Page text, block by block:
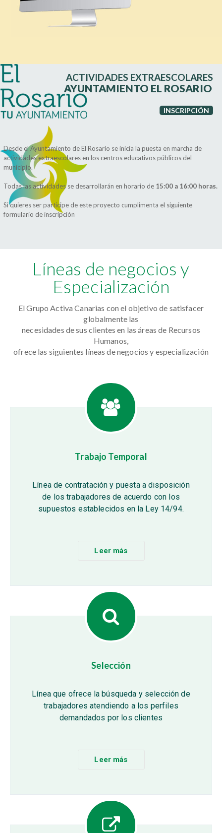
AYUNTAMIENTO EL ROSARIO
Desde el Ayuntamiento de El Rosario se inicia la puesta en marcha de
actividades extraescolares en los centros educativos públicos del
municipio.
Todas las actividades se desarrollarán en horario de 15:00 a 16:00 horas.
Si quieres ser partícipe de este proyecto cumplimenta el siguiente
formulario de inscripción
ACTIVIDADES EXTRAESCOLARES
INSCRIPCIÓN
Líneas de negocios y
Especialización
El Grupo Activa Canarias con el objetivo de satisfacer
globalmente las
necesidades de sus clientes en las áreas de Recursos
Humanos,
ofrece las siguientes líneas de negocios y especialización
Trabajo Temporal
Línea de contratación y puesta a disposición
de los trabajadores de acuerdo con los
supuestos establecidos en la Ley 14/94.
Leer más
Selección
Línea que ofrece la búsqueda y selección de
trabajadores atendiendo a los perfiles
demandados por los clientes
Leer más